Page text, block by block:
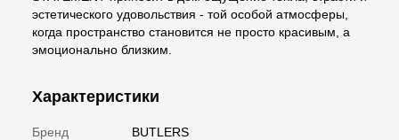
эстетического удовольствия - той особой атмосферы,
когда пространство становится не просто красивым, а
эмоционально близким.
Характеристики
Бренд
BUTLERS